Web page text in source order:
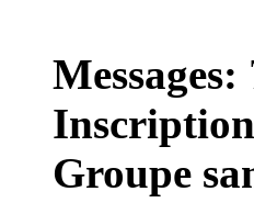
Messages:
Groupe